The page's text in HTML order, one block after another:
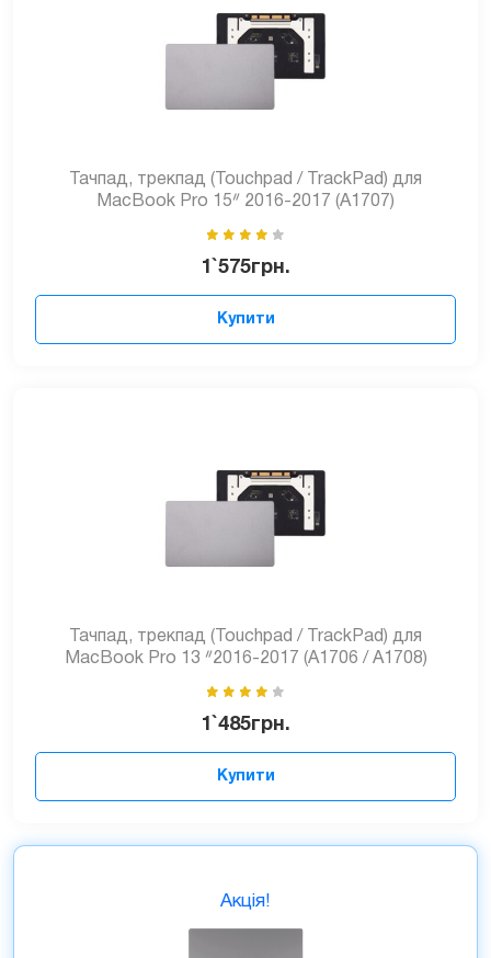
Тачпад, трекпад (Touchpad / TrackPad) для
MacBook Pro 15ᐥ 2016-2017 (A1707)
1`575грн.
Купити
Тачпад, трекпад (Touchpad / TrackPad) для
MacBook Pro 13 ᐥ2016-2017 (A1706 / A1708)
1`485грн.
Купити
Акція!